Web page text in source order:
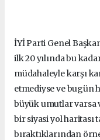
İYİ Parti Genel
ilk 20 yılında bu
müdahaleyle karşı
etmediyse ve bugün
büyük umutlar varsa
bir siyasi yol haritası
bıraktıklarından